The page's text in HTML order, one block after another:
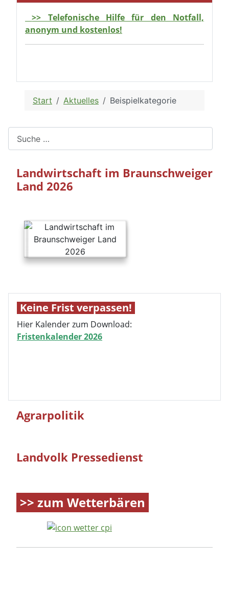
Landwirtschaft im Braunschweiger
Land 2026
Keine Frist verpassen!
Hier Kalender zum Download:
Fristenkalender 2026
Agrarpolitik
Landvolk Pressedienst
>> zum Wetterbären
>> Telefonische Hilfe für den Notfall,
anonym und kostenlos!
Start Aktuelles Beispielkategorie